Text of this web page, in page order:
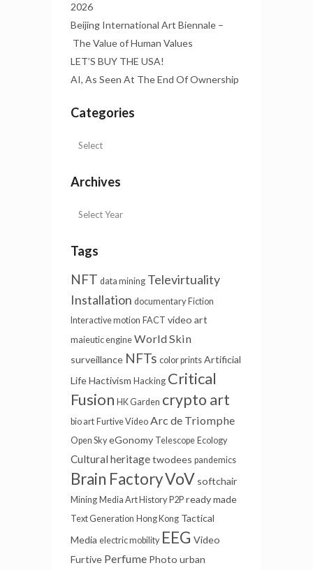
2026
Beijing International Art Biennale –
The Value of Human Values
LET’S BUY THE USA!
AI, As Seen At The End Of Ownership
Categories
Archives
Tags
NFT data mining Televirtuality
Installation documentary Fiction
Interactive motion FACT video art
maieutic engine World Skin
surveillance NFTs color prints Artificial
LifeHactivism Hacking Critical
Fusion HK Garden crypto art
bio art Furtive Video Arc de Triomphe
Open Sky eGonomy Telescope Ecology
Cultural heritagetwodees pandemics
Brain FactoryVoV softchair
Mining Media Art History P2P ready made
Text Generation Hong Kong Tactical
Media electric mobility EEG Video
Furtive Perfume Photo urban